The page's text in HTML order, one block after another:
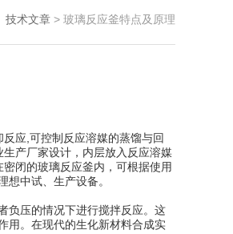
技术文章 > 玻璃反应釜特点及原理
应,可控制反应溶媒的蒸馏与回
产厂家设计，内层放入反应溶媒
闭的玻璃反应釜内，可根据使用
中试、生产设备。
压的情况下进行搅拌反应。这
用。在现代的生化新材料合成实